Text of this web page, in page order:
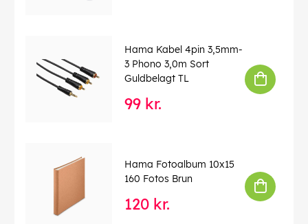
Hama Kabel 4pin 3,5mm-
3 Phono 3,0m Sort
Guldbelagt TL
99 kr.
Hama Fotoalbum 10x15
160 Fotos Brun
120 kr.